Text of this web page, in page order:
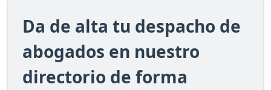
Da de alta tu despacho de
abogados en nuestro
directorio de forma